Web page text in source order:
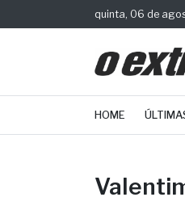
quinta, 06 de
HOME